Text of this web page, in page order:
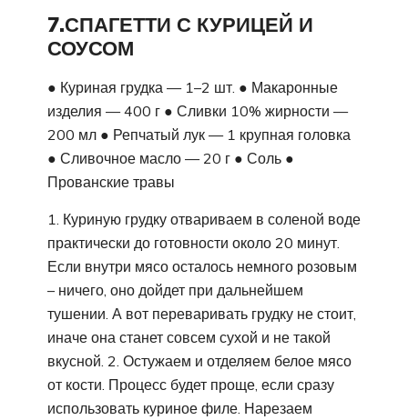
7.СПАГЕТТИ С КУРИЦЕЙ И
СОУСОМ
● Куриная грудка — 1–2 шт. ● Макаронные
изделия — 400 г ● Сливки 10% жирности —
200 мл ● Репчатый лук — 1 крупная головка
● Сливочное масло — 20 г ● Соль ●
Прованские травы
1. Куриную грудку отвариваем в соленой воде
практически до готовности около 20 минут.
Если внутри мясо осталось немного розовым
– ничего, оно дойдет при дальнейшем
тушении. А вот переваривать грудку не стоит,
иначе она станет совсем сухой и не такой
вкусной. 2. Остужаем и отделяем белое мясо
от кости. Процесс будет проще, если сразу
использовать куриное филе. Нарезаем